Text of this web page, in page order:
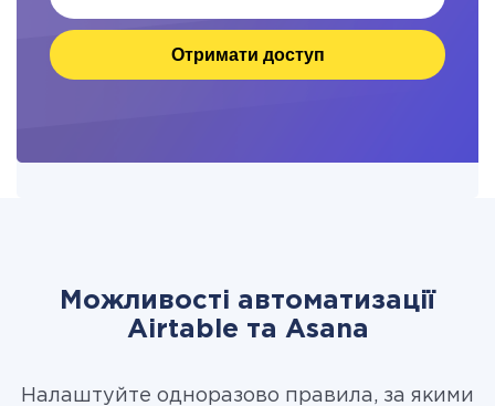
Отримати доступ
Можливості автоматизації
Airtable та Asana
Налаштуйте одноразово правила, за якими